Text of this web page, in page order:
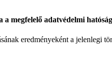
megfelelő adatvédelmi
eredményeként a jelenlegi